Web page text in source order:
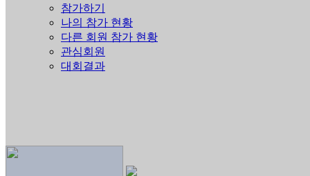
참가하기
나의 참가 현황
다른 회원 참가 현황
관심회원
대회결과